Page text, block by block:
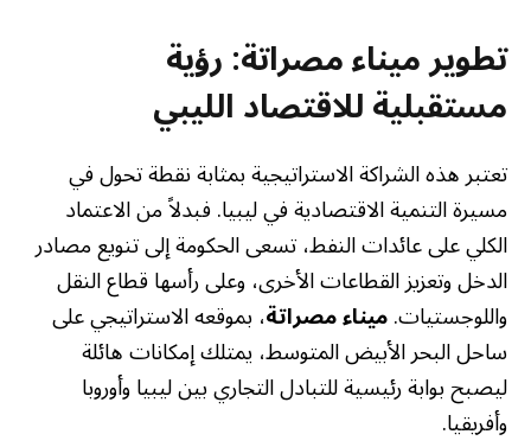
تطوير ميناء مصراتة: رؤية
مستقبلية للاقتصاد الليبي
تعتبر هذه الشراكة الاستراتيجية بمثابة نقطة تحول في
مسيرة التنمية الاقتصادية في ليبيا. فبدلاً من الاعتماد
الكلي على عائدات النفط، تسعى الحكومة إلى تنويع مصادر
الدخل وتعزيز القطاعات الأخرى، وعلى رأسها قطاع النقل
واللوجستيات.ميناء مصراتة، بموقعه الاستراتيجي على
ساحل البحر الأبيض المتوسط، يمتلك إمكانات هائلة
ليصبح بوابة رئيسية للتبادل التجاري بين ليبيا وأوروبا
وأفريقيا.